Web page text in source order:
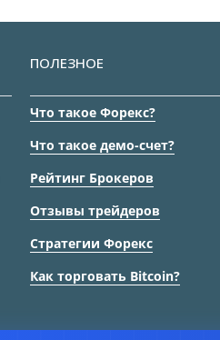
ПОЛЕЗНОЕ
Что такое Форекс?
Что такое демо-счет?
Рейтинг Брокеров
Отзывы трейдеров
Стратегии Форекс
Как торговать Bitcoin?